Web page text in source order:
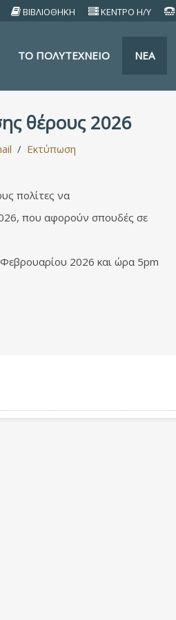
ΒΙΒΛΙΟΘΗΚΗ ΚΕΝΤΡΟ Η/Υ
TO ΠΟΛΥΤΕΧΝΕΙΟ ΝΕΑ
θέρους 2026
Εκτύπωση
πολίτες να
που αφορούν σπουδές σε
Φεβρουαρίου 2026 και ώρα 5pm